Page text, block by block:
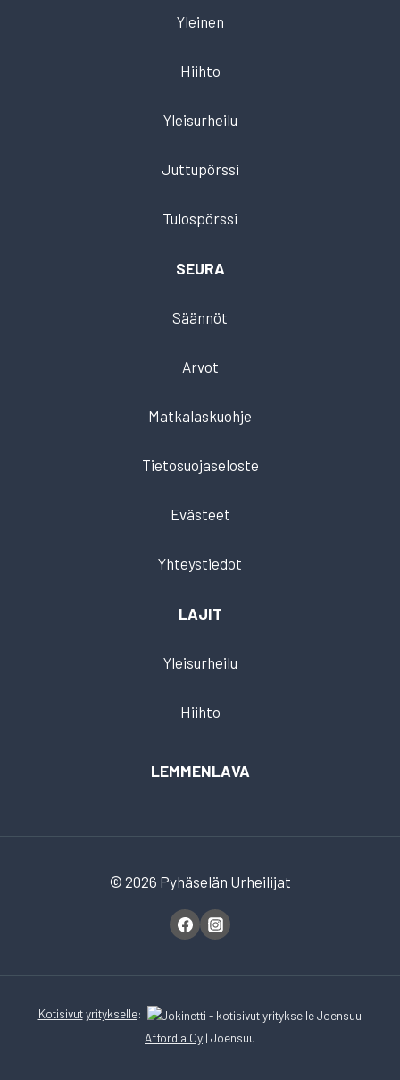
Yleinen
Hiihto
Yleisurheilu
Juttupörssi
Tulospörssi
SEURA
Säännöt
Arvot
Matkalaskuohje
Tietosuojaseloste
Evästeet
Yhteystiedot
LAJIT
Yleisurheilu
Hiihto
LEMMENLAVA
© 2026 Pyhäselän Urheilijat
Kotisivut yritykselle:
Affordia Oy | Joensuu